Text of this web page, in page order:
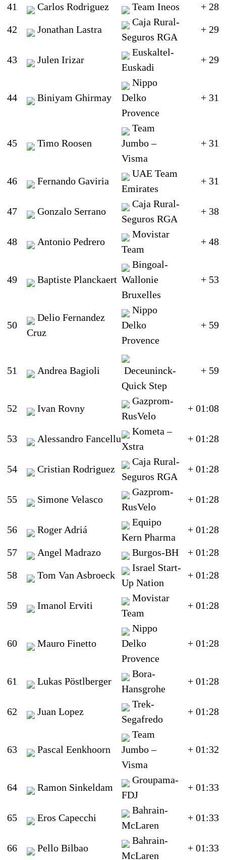
41 Carlos Rodriguez Team Ineos + 28
42 Jonathan Lastra
Caja Rural-
Seguros RGA
+ 29
43 Julen Irizar
Euskaltel-
Euskadi
+ 29
44 Biniyam Ghirmay
Nippo
Delko
Provence
+ 31
45 Timo Roosen
Team
Jumbo –
Visma
+ 31
46 Fernando Gaviria
UAE Team
Emirates
+ 31
47 Gonzalo Serrano
Caja Rural-
Seguros RGA
+ 38
48 Antonio Pedrero
Movistar
Team
+ 48
49 Baptiste Planckaert
Bingoal-
Wallonie
Bruxelles
+ 53
50
Delio Fernandez
Cruz
Nippo
Delko
Provence
+ 59
51 Andrea Bagioli
Deceuninck-
Quick Step
+ 59
52 Ivan Rovny
Gazprom-
RusVelo
+ 01:08
53 Alessandro Fancellu
Kometa –
Xstra
+ 01:28
54 Cristian Rodriguez
Caja Rural-
Seguros RGA
+ 01:28
55 Simone Velasco
Gazprom-
RusVelo
+ 01:28
56 Roger Adriá
Equipo
Kern Pharma
+ 01:28
57 Angel Madrazo Burgos-BH + 01:28
58 Tom Van Asbroeck
Israel Start-
Up Nation
+ 01:28
59 Imanol Erviti
Movistar
Team
+ 01:28
60 Mauro Finetto
Nippo
Delko
Provence
+ 01:28
61 Lukas Pöstlberger
Bora-
Hansgrohe
+ 01:28
62 Juan Lopez
Trek-
Segafredo
+ 01:28
63 Pascal Eenkhoorn
Team
Jumbo –
Visma
+ 01:32
64 Ramon Sinkeldam
Groupama-
FDJ
+ 01:33
65 Eros Capecchi
Bahrain-
McLaren
+ 01:33
66 Pello Bilbao
Bahrain-
McLaren
+ 01:33